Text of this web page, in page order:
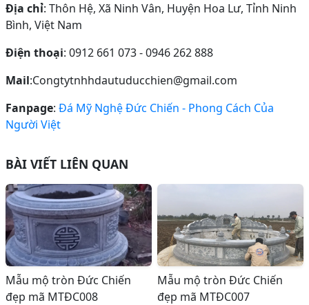
Địa chỉ: Thôn Hệ, Xã Ninh Vân, Huyện Hoa Lư, Tỉnh Ninh
Bình, Việt Nam
Điện thoại: 0912 661 073 - 0946 262 888
Mail:Congtytnhhdautuducchien@gmail.com
Fanpage: Đá Mỹ Nghệ Đức Chiến - Phong Cách Của
Người Việt
BÀI VIẾT LIÊN QUAN
Mẫu mộ tròn Đức Chiến
đẹp mã MTĐC008
Mẫu mộ tròn Đức Chiến
đẹp mã MTĐC007